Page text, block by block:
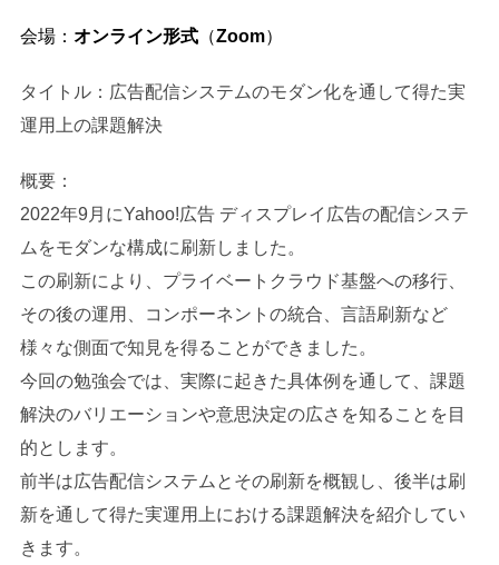
会場： オンライン形式（Zoom）
タイトル：広告配信システムのモダン化を通して得た実
運用上の課題解決
概要：
2022年9月にYahoo!広告 ディスプレイ広告の配信システ
ムをモダンな構成に刷新しました。
この刷新により、プライベートクラウド基盤への移行、
その後の運用、コンポーネントの統合、言語刷新など
様々な側面で知見を得ることができました。
今回の勉強会では、実際に起きた具体例を通して、課題
解決のバリエーションや意思決定の広さを知ることを目
的とします。
前半は広告配信システムとその刷新を概観し、後半は刷
新を通して得た実運用上における課題解決を紹介してい
きます。